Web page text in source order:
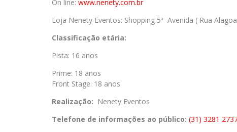
On line: www.nenety.com.br
Loja Nenety Eventos: Shopping 5ª Avenida ( Rua
Classificação etária:
Pista: 16 anos
Prime: 18 anos
Front Stage: 18 anos
Realização: Nenety Eventos
Telefone de informações ao público: (31) 3281